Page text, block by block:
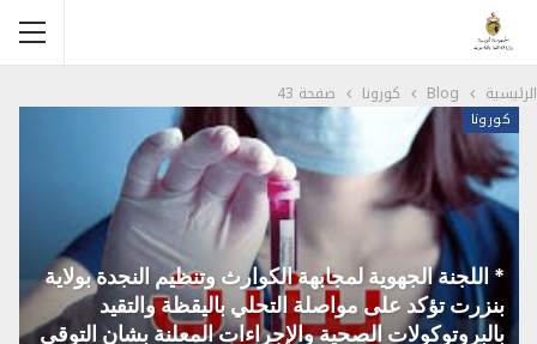
الرئيسية Blog كورونا صفحة 43
كورونا
* اللجنة الجهوية لمجابهة الكوارث وتنظيم النجدة بولاية
بنزرت تؤكد على مواصلة التحلي باليقظة والتقيد
بالبروتوكولات الصحية والإجراءات المعلنة بشان التوقي